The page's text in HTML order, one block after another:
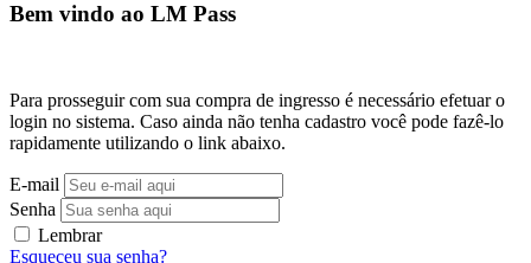
Bem vindo ao LM Pass
Para prosseguir com sua compra de ingresso é necessário efetuar o
login no sistema. Caso ainda não tenha cadastro você pode fazê-lo
rapidamente utilizando o link abaixo.
E-mail
Senha
Lembrar
Esqueceu sua senha?